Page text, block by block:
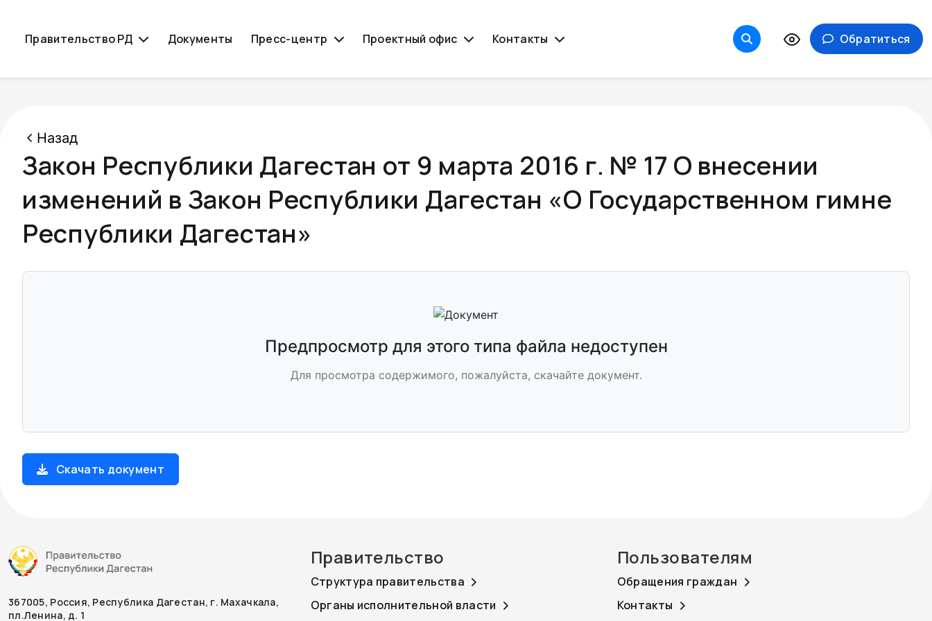
Правительство РД Документы Пресс-центр Проектный офис Контакты Обратиться
Назад
Закон Республики Дагестан от 9 марта 2016 г. № 17 О внесении
изменений в Закон Республики Дагестан «О Государственном гимне
Республики Дагестан»
Предпросмотр для этого типа файла недоступен
Для просмотра содержимого, пожалуйста, скачайте документ.
Скачать документ
367005, Россия, Республика Дагестан, г. Махачкала,
пл.Ленина, д. 1
Правительство
Структура правительства
Органы исполнительной власти
Пользователям
Обращения граждан
Контакты